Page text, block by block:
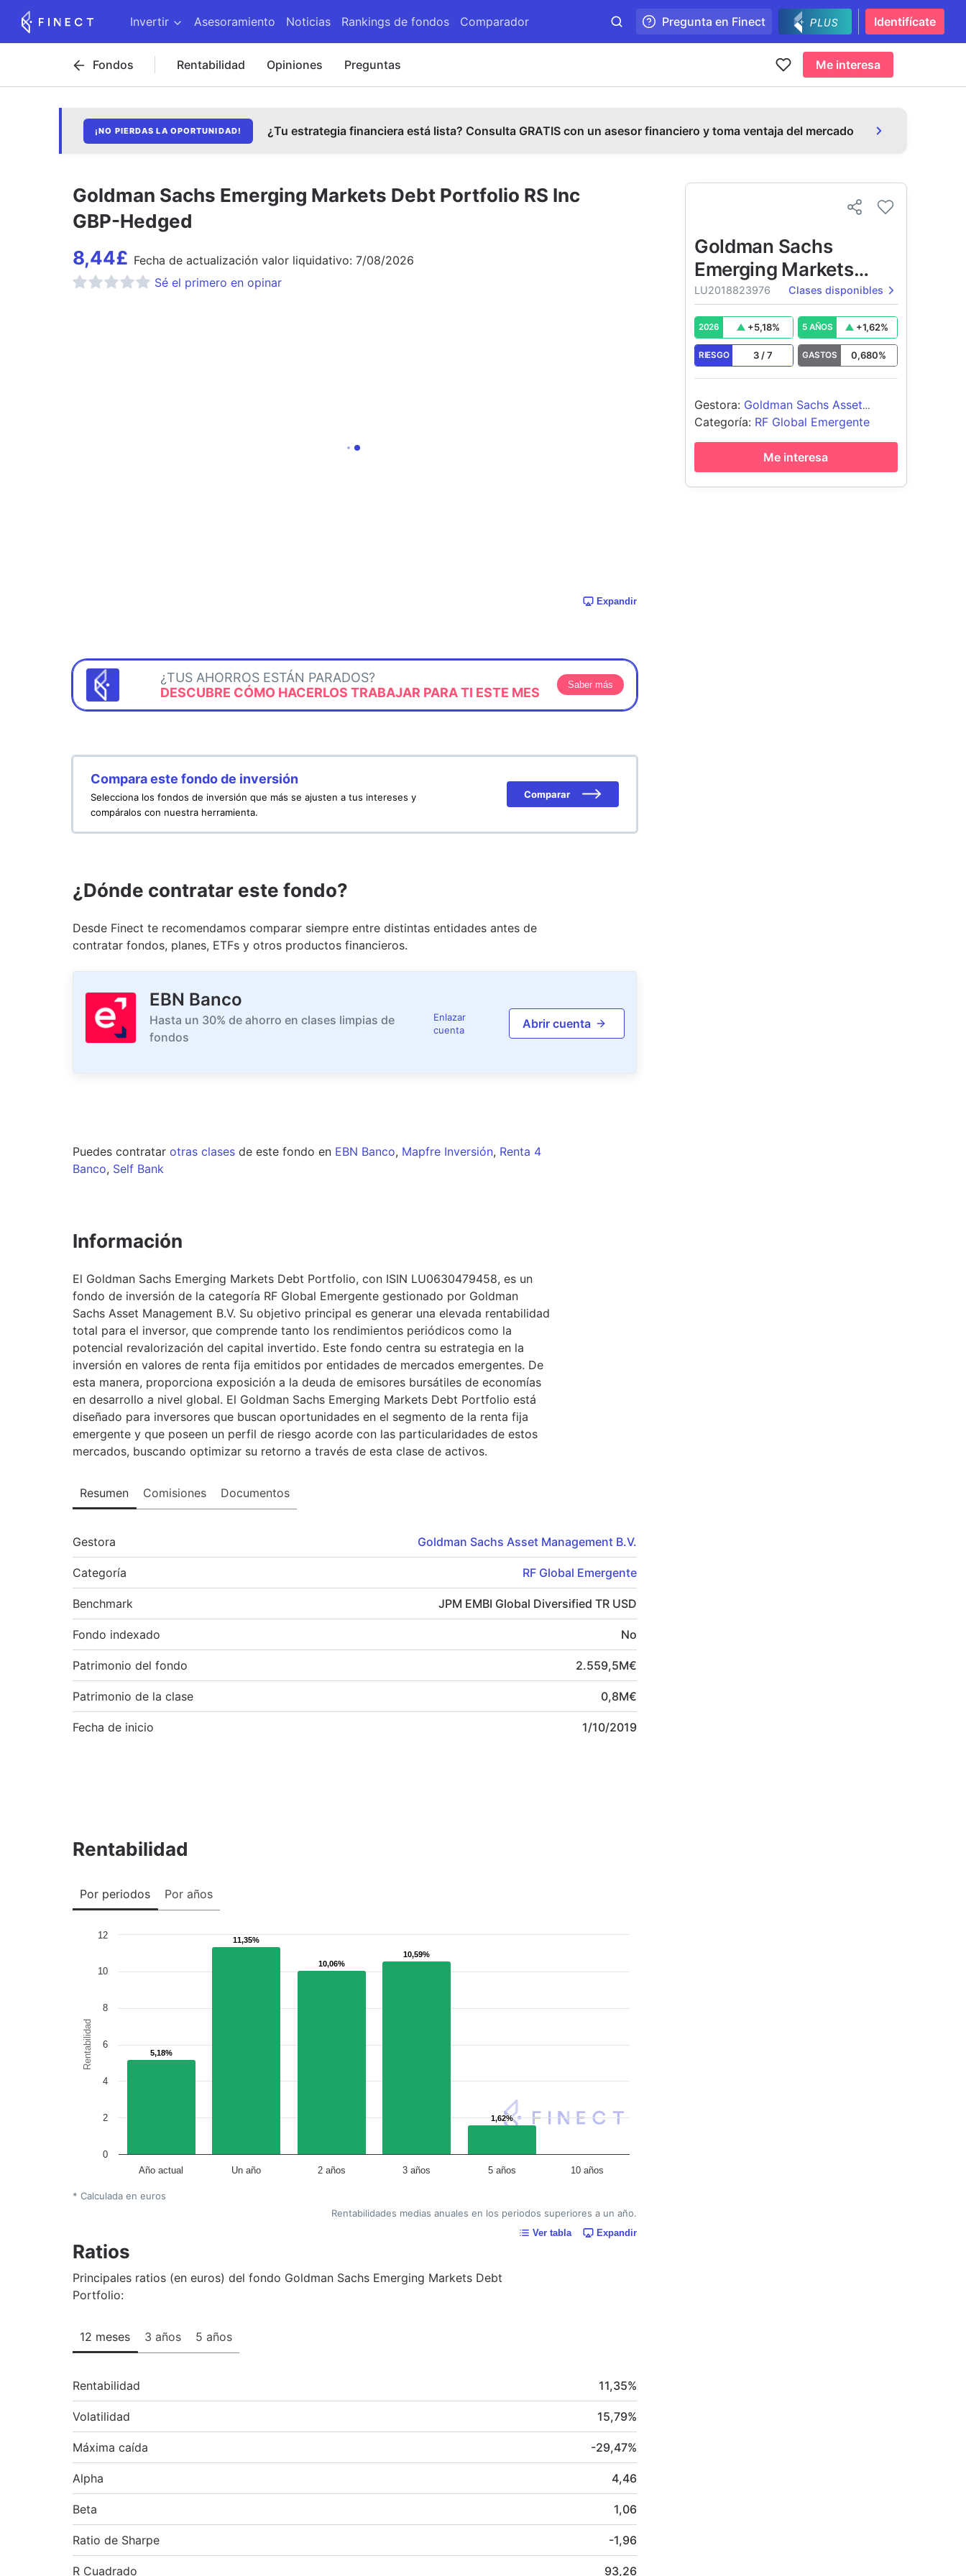
Invertir Asesoramiento Noticias Rankings de fondos Comparador Pregunta en Finect Identifícate
Fondos Rentabilidad Opiniones Preguntas Me interesa
¡NO PIERDAS LA OPORTUNIDAD! ¿Tu estrategia financiera está lista? Consulta GRATIS con un asesor financiero y toma ventaja del mercado
Goldman Sachs Emerging Markets Debt Portfolio RS Inc
GBP-Hedged
8,44£ Fecha de actualización valor liquidativo: 7/08/2026
Sé el primero en opinar
Expandir
¿TUS AHORROS ESTÁN PARADOS?
DESCUBRE CÓMO HACERLOS TRABAJAR PARA TI ESTE MES
Saber más
Compara este fondo de inversión
Selecciona los fondos de inversión que más se ajusten a tus intereses y
compáralos con nuestra herramienta.
Comparar
¿Dónde contratar este fondo?
Desde Finect te recomendamos comparar siempre entre distintas entidades antes de
contratar fondos, planes, ETFs y otros productos financieros.
EBN Banco
Hasta un 30% de ahorro en clases limpias de
fondos
Enlazar
cuenta
Abrir cuenta
Puedes contratar otras clases de este fondo en EBN Banco, Mapfre Inversión, Renta 4
Banco, Self Bank
Información
El Goldman Sachs Emerging Markets Debt Portfolio, con ISIN LU0630479458, es un
fondo de inversión de la categoría RF Global Emergente gestionado por Goldman
Sachs Asset Management B.V. Su objetivo principal es generar una elevada rentabilidad
total para el inversor, que comprende tanto los rendimientos periódicos como la
potencial revalorización del capital invertido. Este fondo centra su estrategia en la
inversión en valores de renta fija emitidos por entidades de mercados emergentes. De
esta manera, proporciona exposición a la deuda de emisores bursátiles de economías
en desarrollo a nivel global. El Goldman Sachs Emerging Markets Debt Portfolio está
diseñado para inversores que buscan oportunidades en el segmento de la renta fija
emergente y que poseen un perfil de riesgo acorde con las particularidades de estos
mercados, buscando optimizar su retorno a través de esta clase de activos.
Resumen Comisiones Documentos
Gestora Goldman Sachs Asset Management B.V.
Categoría RF Global Emergente
Benchmark JPM EMBI Global Diversified TR USD
Fondo indexado No
Patrimonio del fondo 2.559,5M€
Patrimonio de la clase 0,8M€
Fecha de inicio 1/10/2019
Goldman Sachs
Emerging Markets
Debt Portfolio
LU2018823976 Clases disponibles
2026 +5,18% 5 AÑOS +1,62%
RIESGO 3/7 GASTOS 0,680%
Gestora: Goldman Sachs Asset
Management B.V.
Categoría: RF Global Emergente
Me interesa
Rentabilidad
Por periodos Por años
Rentabilidad 5,18%
5,18%
11,35%
11,35%
10,06%
10,06%
10,59%
10,59%
1,62%
1,62%
Año actual Un año 2 años 3 años 5 años 10 años
0
2
4
6
8
10
12
* Calculada en euros
Rentabilidades medias anuales en los periodos superiores a un año.
Ver tabla Expandir
Ratios
Principales ratios (en euros) del fondo Goldman Sachs Emerging Markets Debt
Portfolio:
12 meses 3 años 5 años
Rentabilidad 11,35%
Volatilidad 15,79%
Máxima caída -29,47%
Alpha 4,46
Beta 1,06
Ratio de Sharpe -1,96
R Cuadrado 93,26